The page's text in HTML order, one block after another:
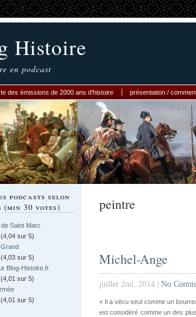
Histoire
en podcast
des émissions de 2000 ans d’histoire présentation /
podcasts selon
(min 30 votes)
Saint Marc
(4,04 sur 5)
(4,03 sur 5)
Blog-Histoire.fr
(4,01 sur 5)
(4,01 sur 5)
peintre
Michel-Ange
juillet 2nd, 2014 | No
« Il a vécu seul comme un
est considéré comme un des